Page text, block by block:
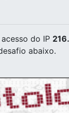
do IP
abaixo.